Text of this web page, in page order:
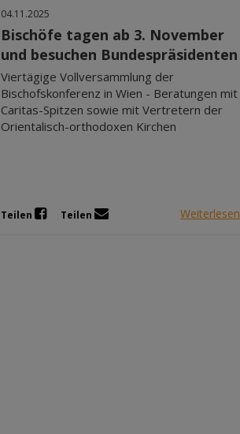
04.11.2025
Bischöfe tagen ab 3. November
und besuchen Bundespräsidenten
Viertägige Vollversammlung der
Bischofskonferenz in Wien - Beratungen mit
Caritas-Spitzen sowie mit Vertretern der
Orientalisch-orthodoxen Kirchen
Teilen Teilen Weiterlesen